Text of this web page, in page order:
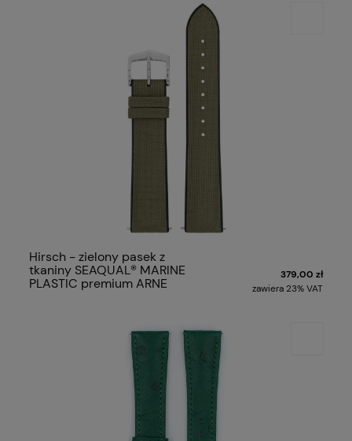
Hirsch - zielony pasek z
tkaniny SEAQUAL® MARINE
PLASTIC premium ARNE
379,00 zł
zawiera 23% VAT